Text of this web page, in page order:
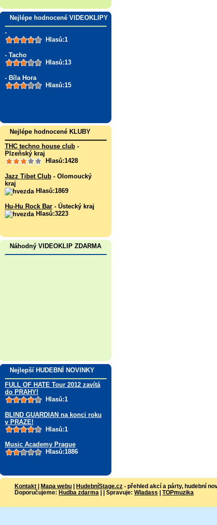
Nejlépe hodnocené VIDEOKLIPY
-
Hlasů:1
- Tacho
Hlasů:13
- Bíla Hora
Hlasů:15
Nejlépe hodnocené KLUBY
THC techno house club -
Plzeňský kraj
Hlasů:1428
Jazz Tibet Club - Olomoucký
kraj
Hlasů:1869
Hu-Hu Rock Bar - Ústecký kraj
Hlasů:3223
Náhodný VIDEOKLIP ZDARMA
Nejlepší HUDEBNÍ NOVINKY
FULL OF HATE Tour 2012 zavítá
do PRAHY!
Hlasů:1
BLIND GUARDIAN na konci roku
v PRAZE!
Hlasů:1
Music Academy Prague
Hlasů:1886
Kontakt | Mapa webu | HudebníStage.cz - přehled akcí a párty, hudební
Doporučujeme: Hudba zdarma | | Spravuje: Wladass | TOPmuzika